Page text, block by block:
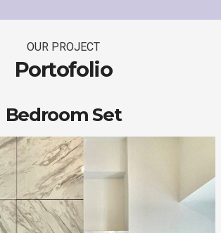
OUR PROJECT
Portofolio
Bedroom Set